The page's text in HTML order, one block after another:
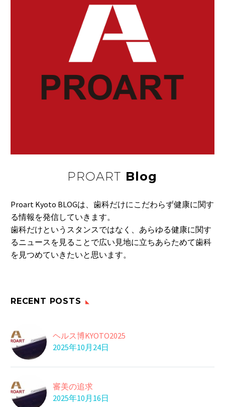
PROART Blog
Proart Kyoto BLOGは、歯科だけにこだわらず健康に関す
る情報を発信していきます。
歯科だけというスタンスではなく、あらゆる健康に関す
るニュースを見ることで広い見地に立ちあらためて歯科
を見つめていきたいと思います。
RECENT POSTS
ヘルス博KYOTO2025
2025年10月24日
審美の追求
2025年10月16日